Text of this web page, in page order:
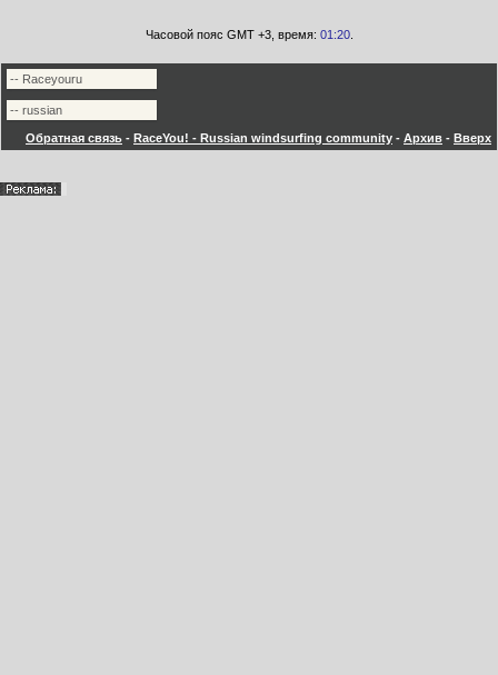
Часовой пояс GMT +3, время: 01:20.
Обратная связь - RaceYou! - Russian windsurfing community - Архив - Вверх